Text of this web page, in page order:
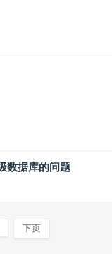
数据库的问题
下页